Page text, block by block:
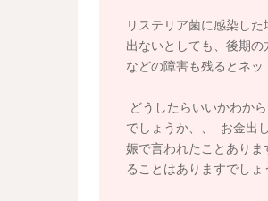
リステリア菌に感染した
出ないとしても、後期
などの障害も残るとネッ
どうしたらいいかわか
でしょうか、、 お金出
娠で言われたことあり
ることはありますでしょ